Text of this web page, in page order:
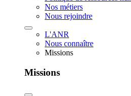
Nos métiers
Nous rejoindre
L'ANR
Nous connaître
Missions
Missions